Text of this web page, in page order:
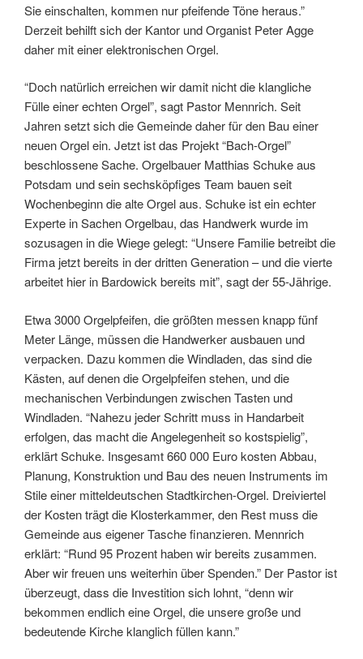
Sie einschalten, kommen nur pfeifende Töne heraus.”
Derzeit behilft sich der Kantor und Organist Peter Agge
daher mit einer elektronischen Orgel.
“Doch natürlich erreichen wir damit nicht die klangliche
Fülle einer echten Orgel”, sagt Pastor Mennrich. Seit
Jahren setzt sich die Gemeinde daher für den Bau einer
neuen Orgel ein. Jetzt ist das Projekt “Bach-Orgel”
beschlossene Sache. Orgelbauer Matthias Schuke aus
Potsdam und sein sechsköpfiges Team bauen seit
Wochenbeginn die alte Orgel aus. Schuke ist ein echter
Experte in Sachen Orgelbau, das Handwerk wurde im
sozusagen in die Wiege gelegt: “Unsere Familie betreibt die
Firma jetzt bereits in der dritten Generation – und die vierte
arbeitet hier in Bardowick bereits mit”, sagt der 55-Jährige.
Etwa 3000 Orgelpfeifen, die größten messen knapp fünf
Meter Länge, müssen die Handwerker ausbauen und
verpacken. Dazu kommen die Windladen, das sind die
Kästen, auf denen die Orgelpfeifen stehen, und die
mechanischen Verbindungen zwischen Tasten und
Windladen. “Nahezu jeder Schritt muss in Handarbeit
erfolgen, das macht die Angelegenheit so kostspielig”,
erklärt Schuke. Insgesamt 660 000 Euro kosten Abbau,
Planung, Konstruktion und Bau des neuen Instruments im
Stile einer mitteldeutschen Stadtkirchen-Orgel. Dreiviertel
der Kosten trägt die Klosterkammer, den Rest muss die
Gemeinde aus eigener Tasche finanzieren. Mennrich
erklärt: “Rund 95 Prozent haben wir bereits zusammen.
Aber wir freuen uns weiterhin über Spenden.” Der Pastor ist
überzeugt, dass die Investition sich lohnt, “denn wir
bekommen endlich eine Orgel, die unsere große und
bedeutende Kirche klanglich füllen kann.”